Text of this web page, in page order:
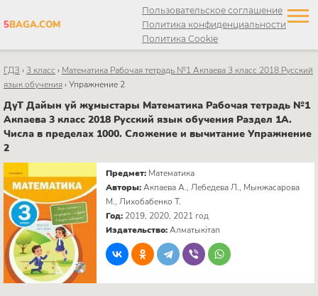
5BAGA.COM
Пользовательское соглашение
Политика конфиденциальности
Политика Cookie
ГДЗ › 3 класс › Математика Рабочая тетрадь №1 Акпаева 3 класс 2018 Русский
язык обучения›Упражнение 2
ДүТ Дайын үй жұмыстары Математика Рабочая тетрадь №1
Акпаева 3 класс 2018 Русский язык обучения Раздел 1А.
Числа в пределах 1000. Сложение и вычитание Упражнение
2
Предмет: Математика
Авторы:Акпаева А., Лебедева Л., Мынжасарова
М., Лихобабенко Т.
Год: 2019, 2020, 2021 год
Издательство:Алматыкітап